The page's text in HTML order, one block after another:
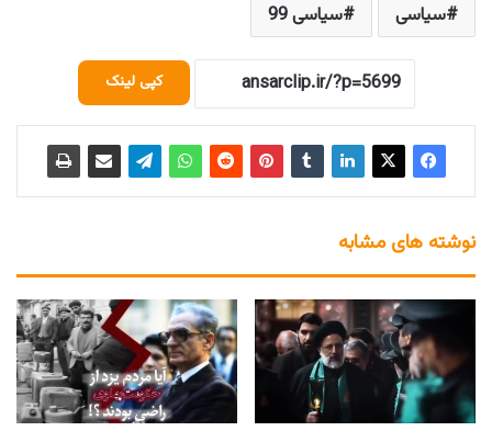
سیاسی
سیاسی 99
کپی لینک
نوشته های مشابه